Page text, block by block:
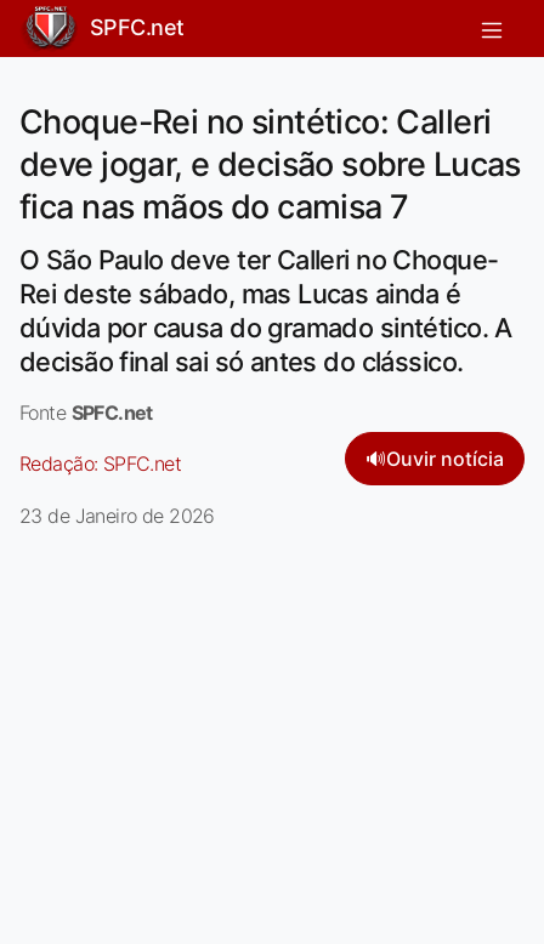
SPFC.net
Choque-Rei no sintético: Calleri
deve jogar, e decisão sobre Lucas
fica nas mãos do camisa 7
O São Paulo deve ter Calleri no Choque-
Rei deste sábado, mas Lucas ainda é
dúvida por causa do gramado sintético. A
decisão final sai só antes do clássico.
Fonte SPFC.net
Redação: SPFC.net 🔊Ouvir notícia
23 de Janeiro de 2026